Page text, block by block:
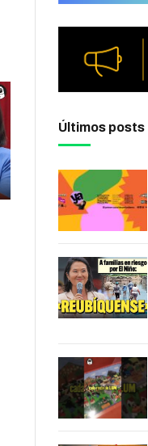
Últimos posts